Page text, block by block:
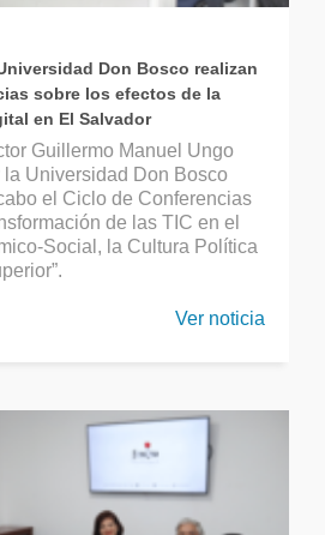
Don Bosco realizan
sobre los efectos de la
en El Salvador
Guillermo Manuel Ungo
Universidad Don Bosco
el Ciclo de Conferencias
de las TIC en el
Social, la Cultura Política
Ver noticia